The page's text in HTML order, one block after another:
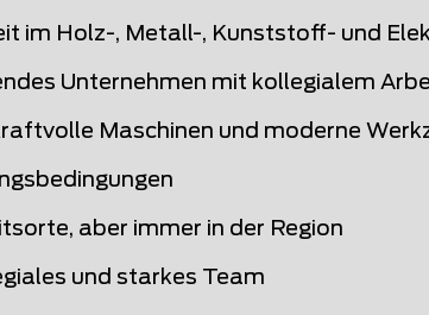
im Holz-, Metall-, Kunststoff- und
Unternehmen mit kollegialem
Maschinen und moderne
aber immer in der Region
und starkes Team